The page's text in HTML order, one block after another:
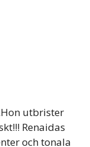
utbrister
Renaidas
och tonala